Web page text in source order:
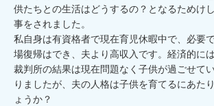
供たちとの生活はどうするの？となるためけ
事をされました。
私自身は有資格者で現在育児休暇中で、必要
場復帰はでき、夫より高収入です。経済的に
裁判所の結果は現在問題なく子供が過ごせて
りましたが、夫の人格は子供を育てるにあた
ょうか？